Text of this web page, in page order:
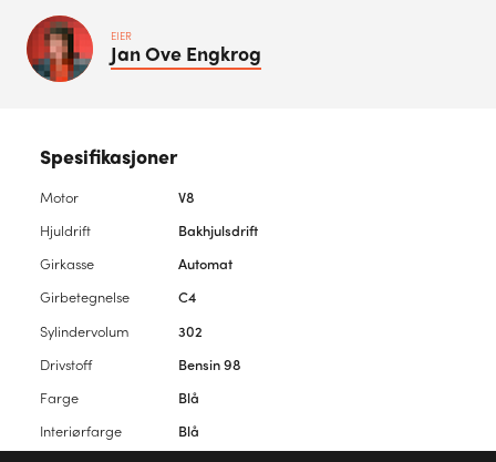
EIER
Jan Ove Engkrog
Spesifikasjoner
Motor
V8
Hjuldrift
Bakhjulsdrift
Girkasse
Automat
Girbetegnelse
C4
Sylindervolum
302
Drivstoff
Bensin 98
Farge
Blå
Interiørfarge
Blå